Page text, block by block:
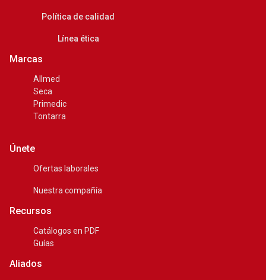
Política de calidad
Línea ética
Marcas
Allmed
Seca
Primedic
Tontarra
Únete
Ofertas laborales
Nuestra compañía
Recursos
Catálogos en PDF
Guías
Aliados